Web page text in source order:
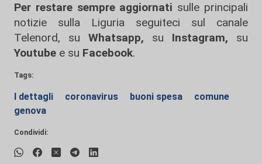
Per restare sempre aggiornati sulle principali
notizie sulla Liguria seguiteci sul canale
Telenord, su
Whatsapp, su Instagram, su
Youtube e su Facebook.
Tags:
I dettagli coronavirus buoni spesa
comune
genova
Condividi: